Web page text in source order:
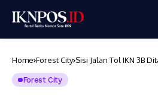
Home Forest City Sisi Jalan Tol IKN 3B
Forest City